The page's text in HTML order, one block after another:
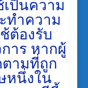
ป็นความ
ทำความ
ต้องรับ
าร หากผู้
ามที่ถูก
หนึ่งใน